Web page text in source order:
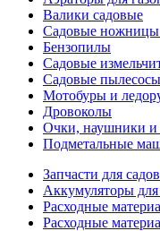
Валики садовые
Садовые ножницы
Бензопилы
Садовые
Садовые
Мотобуры и
Дровоколы
Очки, наушники и
Подметальные
Запчасти для
Аккумуляторы
Расходные
Расходные